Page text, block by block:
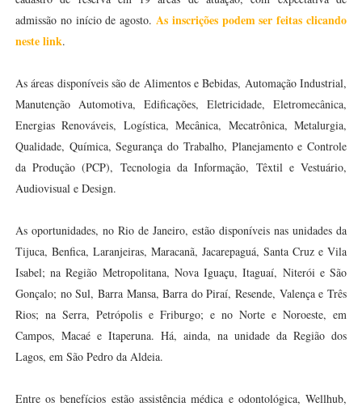
admissão no início de agosto. As inscrições podem ser feitas clicando
neste link.
As áreas disponíveis são de Alimentos e Bebidas, Automação Industrial,
Manutenção Automotiva, Edificações, Eletricidade, Eletromecânica,
Energias Renováveis, Logística, Mecânica, Mecatrônica, Metalurgia,
Qualidade, Química, Segurança do Trabalho, Planejamento e Controle
da Produção (PCP), Tecnologia da Informação, Têxtil e Vestuário,
Audiovisual e Design.
As oportunidades, no Rio de Janeiro, estão disponíveis nas unidades da
Tijuca, Benfica, Laranjeiras, Maracanã, Jacarepaguá, Santa Cruz e Vila
Isabel; na Região Metropolitana, Nova Iguaçu, Itaguaí, Niterói e São
Gonçalo; no Sul, Barra Mansa, Barra do Piraí, Resende, Valença e Três
Rios; na Serra, Petrópolis e Friburgo; e no Norte e Noroeste, em
Campos, Macaé e Itaperuna. Há, ainda, na unidade da Região dos
Lagos, em São Pedro da Aldeia.
Entre os benefícios estão assistência médica e odontológica, Wellhub,